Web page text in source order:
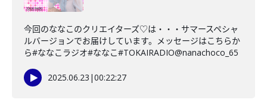
今回のななこのクリエイターズ♡は・・・サマースペシャ
ルバージョンでお届けしています。メッセージはこちらか
ら#ななこラジオ#ななこ#TOKAIRADIO@nanachoco_65
2025.06.23 |00:22:27